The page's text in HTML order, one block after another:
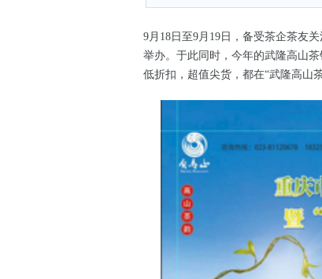
9月18日至9月19日，备受茶企茶友
举办。于此同时，今年的武隆高山
低折扣，超值尖货，都在“武隆高山